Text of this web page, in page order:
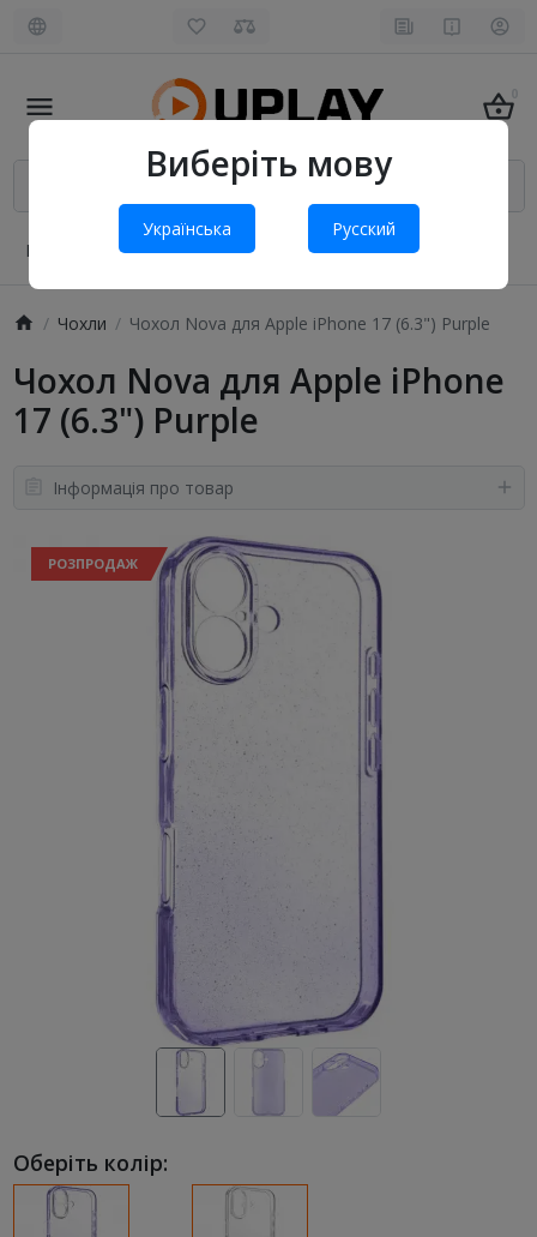
Виберіть мову
Українська Русский
0
Про нас Оплата і доставка Обмін та повернення
Чохли Чохол Nova для Apple iPhone 17 (6.3") Purple
Чохол Nova для Apple iPhone
17 (6.3") Purple
Інформація про товар
РОЗПРОДАЖ
Оберіть колір: